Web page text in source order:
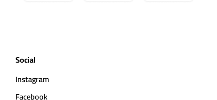
Social
Instagram
Facebook